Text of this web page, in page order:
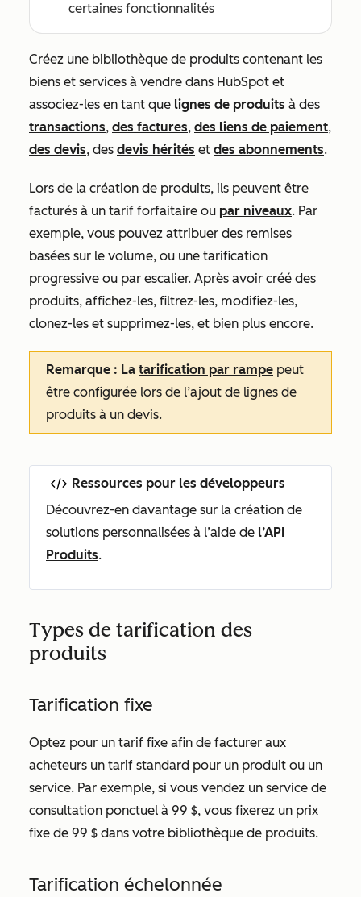
certaines fonctionnalités
Créez une bibliothèque de produits contenant les
biens et services à vendre dans HubSpot et
associez-les en tant que lignes de produits à des
transactions, des factures, des liens de paiement,
des devis, des devis hérités et des abonnements.
Lors de la création de produits, ils peuvent être
facturés à un tarif forfaitaire ou par niveaux. Par
exemple, vous pouvez attribuer des remises
basées sur le volume, ou une tarification
progressive ou par escalier. Après avoir créé des
produits, affichez-les, filtrez-les, modifiez-les,
clonez-les et supprimez-les, et bien plus encore.
Remarque : La tarification par rampe peut
être configurée lors de l’ajout de lignes de
produits à un devis.
Ressources pour les développeurs
Découvrez-en davantage sur la création de
solutions personnalisées à l’aide de l’API
Produits.
Types de tarification des
produits
Tarification fixe
Optez pour un tarif fixe afin de facturer aux
acheteurs un tarif standard pour un produit ou un
service. Par exemple, si vous vendez un service de
consultation ponctuel à 99 $, vous fixerez un prix
fixe de 99 $ dans votre bibliothèque de produits.
Tarification échelonnée